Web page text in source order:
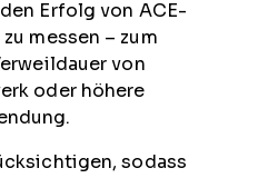
Erfolg von ACE-
messen – zum
von
oder höhere
sodass